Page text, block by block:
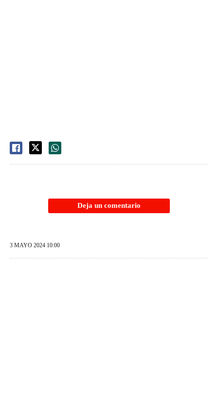
Deja un comentario
3 MAYO 2024 10:00